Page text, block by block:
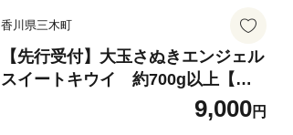
香川県三木町
【先行受付】大玉さぬきエンジェル
スイートキウイ 約700g以上【香
川県共通返礼品】|さぬき エンジェ
ルスイート 果物 フルーツ 大玉 人気
9,000円